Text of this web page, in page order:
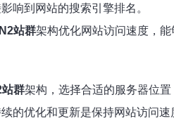
响到网站的搜索引擎排名。
站群架构优化网站访问速度，
群架构，选择合适的服务器位
的优化和更新是保持网站访问速